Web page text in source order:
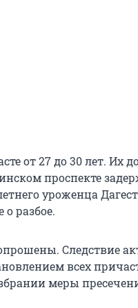
от 27 до 30 лет. Их
проспекте
уроженца
о разбое.
Следствие
всех
меры